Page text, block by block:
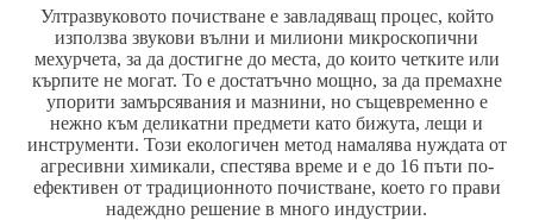
Ултразвуковото почистване е завладяващ процес, който
използва звукови вълни и милиони микроскопични
мехурчета, за да достигне до места, до които четките или
кърпите не могат. То е достатъчно мощно, за да премахне
упорити замърсявания и мазнини, но същевременно е
нежно към деликатни предмети като бижута, лещи и
инструменти. Този екологичен метод намалява нуждата от
агресивни химикали, спестява време и е до 16 пъти по-
ефективен от традиционното почистване, което го прави
надеждно решение в много индустрии.